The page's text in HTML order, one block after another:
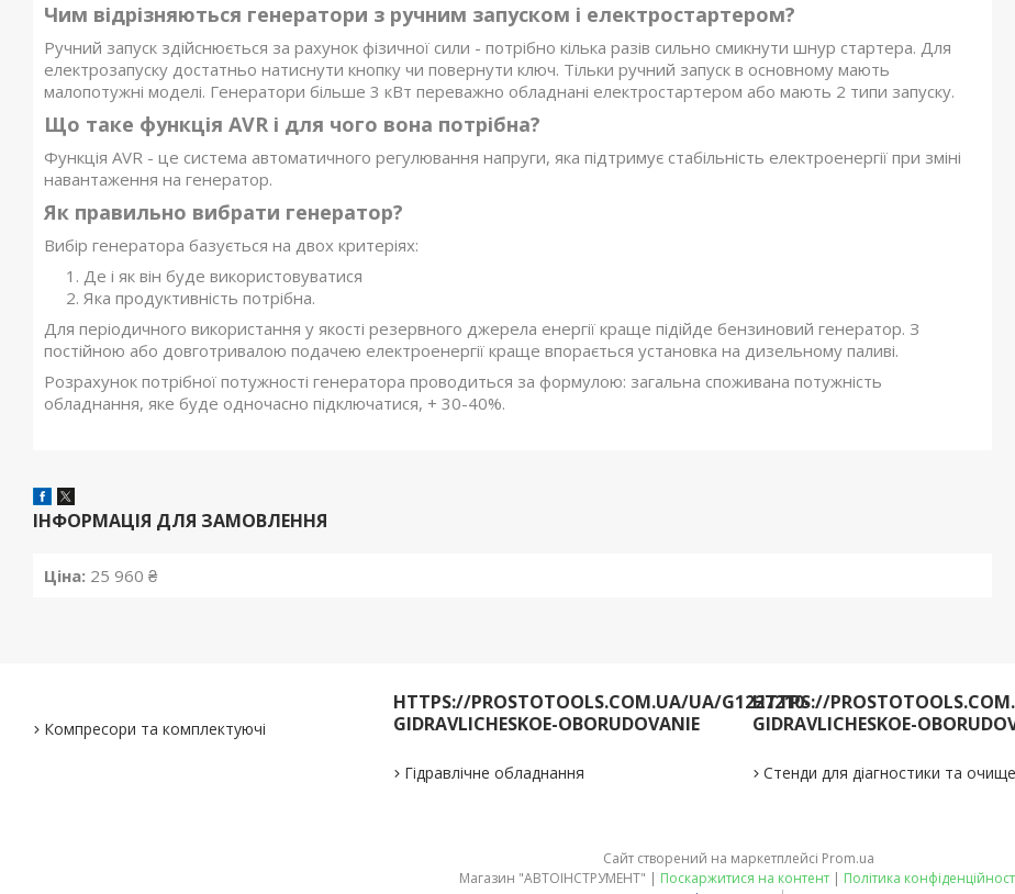
Чим відрізняються генератори з ручним запуском і електростартером?
Ручний запуск здійснюється за рахунок фізичної сили - потрібно кілька разів сильно смикнути шнур стартера. Для
електрозапуску достатньо натиснути кнопку чи повернути ключ. Тільки ручний запуск в основному мають
малопотужні моделі. Генератори більше 3 кВт переважно обладнані електростартером або мають 2 типи запуску.
Що таке функція AVR і для чого вона потрібна?
Функція AVR - це система автоматичного регулювання напруги, яка підтримує стабільність електроенергії при зміні
навантаження на генератор.
Як правильно вибрати генератор?
Вибір генератора базується на двох критеріях:
Де і як він буде використовуватися
Яка продуктивність потрібна.
Для періодичного використання у якості резервного джерела енергії краще підійде бензиновий генератор. З
постійною або довготривалою подачею електроенергії краще впорається установка на дизельному паливі.
Розрахунок потрібної потужності генератора проводиться за формулою: загальна споживана потужність
обладнання, яке буде одночасно підключатися, + 30-40%.
ІНФОРМАЦІЯ ДЛЯ ЗАМОВЛЕННЯ
Ціна: 25 960 ₴
Компресори та комплектуючі
HTTPS://PROSTOTOOLS.COM.UA/UA/G1227210-
GIDRAVLICHESKOE-OBORUDOVANIE
Гідравлічне обладнання
HTTPS://
GIDRAVLICHESKOE-
Стенди для діагностики та
Сайт створений на маркетплейсі Prom.ua
Магазин "АВТОІНСТРУМЕНТ" | Поскаржитися на контент | Політика